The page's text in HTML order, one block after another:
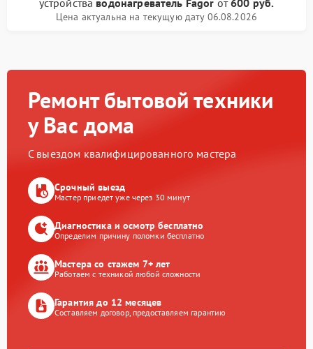
устройства водонагреватель Fagor от600 руб.
Цена актуальна на текущую дату 06.08.2026
Ремонт бытовой техники
у Вас дома
С выездом квалифицированного мастера
Срочный выезд
Мастер приедет уже через 30 минут
Диагностика и осмотр бесплатно
Определим причину поломки бесплатно
Мастера со стажем 7+ лет
Работаем с техникой любой сложности
Гарантия до 12 месяцев
Составляем договор, предоставляем гарантию